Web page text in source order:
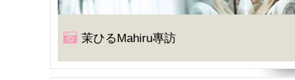
茉ひるMahiru專訪